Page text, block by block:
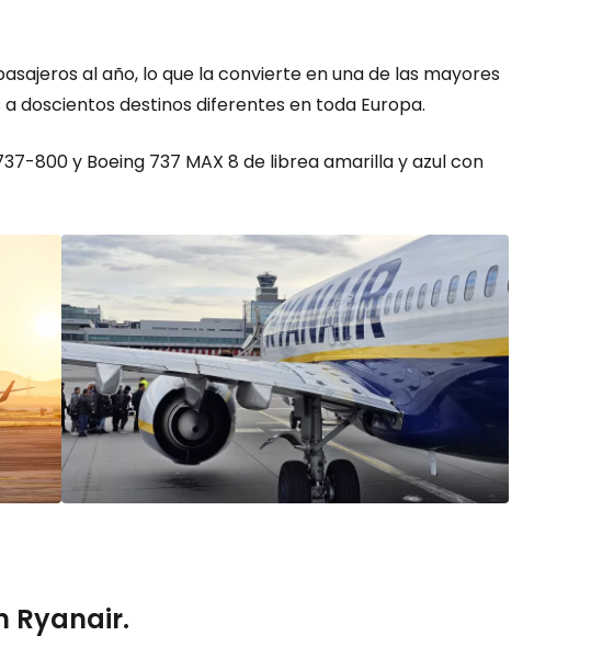
al año, lo que la convierte en una de las mayores
doscientos destinos diferentes en toda Europa.
800 y Boeing 737 MAX 8 de librea amarilla y azul con
Ryanair.